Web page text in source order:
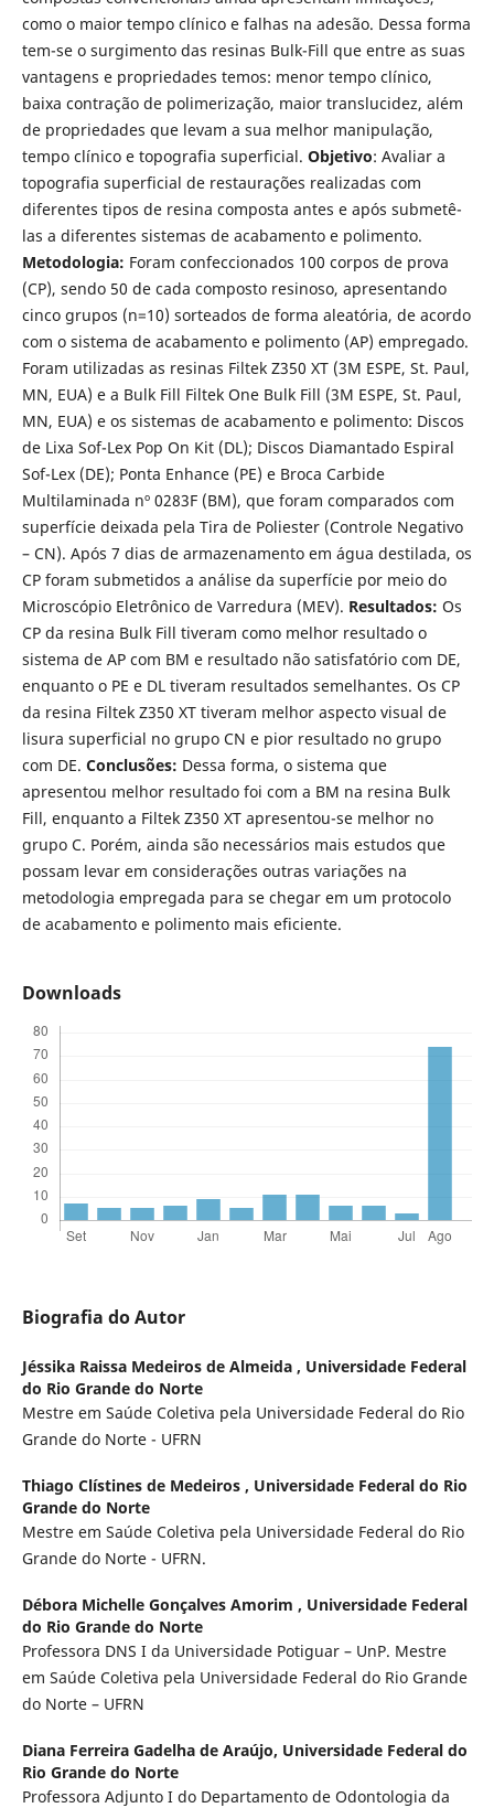
como o maior tempo clínico e falhas na adesão. Dessa forma
tem-se o surgimento das resinas Bulk-Fill que entre as suas
vantagens e propriedades temos: menor tempo clínico,
baixa contração de polimerização, maior translucidez, além
de propriedades que levam a sua melhor manipulação,
tempo clínico e topografia superficial. Objetivo: Avaliar a
topografia superficial de restaurações realizadas com
diferentes tipos de resina composta antes e após submetê-
las a diferentes sistemas de acabamento e polimento.
Metodologia: Foram confeccionados 100 corpos de prova
(CP), sendo 50 de cada composto resinoso, apresentando
cinco grupos (n=10) sorteados de forma aleatória, de acordo
com o sistema de acabamento e polimento (AP) empregado.
Foram utilizadas as resinas Filtek Z350 XT (3M ESPE, St. Paul,
MN, EUA) e a Bulk Fill Filtek One Bulk Fill (3M ESPE, St. Paul,
MN, EUA) e os sistemas de acabamento e polimento: Discos
de Lixa Sof-Lex Pop On Kit (DL); Discos Diamantado Espiral
Sof-Lex (DE); Ponta Enhance (PE) e Broca Carbide
Multilaminada nº 0283F (BM), que foram comparados com
superfície deixada pela Tira de Poliester (Controle Negativo
– CN). Após 7 dias de armazenamento em água destilada, os
CP foram submetidos a análise da superfície por meio do
Microscópio Eletrônico de Varredura (MEV). Resultados: Os
CP da resina Bulk Fill tiveram como melhor resultado o
sistema de AP com BM e resultado não satisfatório com DE,
enquanto o PE e DL tiveram resultados semelhantes. Os CP
da resina Filtek Z350 XT tiveram melhor aspecto visual de
lisura superficial no grupo CN e pior resultado no grupo
com DE. Conclusões: Dessa forma, o sistema que
apresentou melhor resultado foi com a BM na resina Bulk
Fill, enquanto a Filtek Z350 XT apresentou-se melhor no
grupo C. Porém, ainda são necessários mais estudos que
possam levar em considerações outras variações na
metodologia empregada para se chegar em um protocolo
de acabamento e polimento mais eficiente.
Downloads
Biografia do Autor
Jéssika Raissa Medeiros de Almeida , Universidade Federal
do Rio Grande do Norte
Mestre em Saúde Coletiva pela Universidade Federal do Rio
Grande do Norte - UFRN
Thiago Clístines de Medeiros , Universidade Federal do Rio
Grande do Norte
Mestre em Saúde Coletiva pela Universidade Federal do Rio
Grande do Norte - UFRN.
Débora Michelle Gonçalves Amorim , Universidade Federal
do Rio Grande do Norte
Professora DNS I da Universidade Potiguar – UnP. Mestre
em Saúde Coletiva pela Universidade Federal do Rio Grande
do Norte – UFRN
Diana Ferreira Gadelha de Araújo, Universidade Federal do
Rio Grande do Norte
Professora Adjunto I do Departamento de Odontologia da